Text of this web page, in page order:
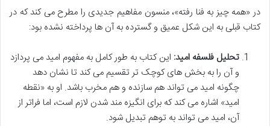
در «همه چیز به فنا رفته»، منسون مفاهیم جدیدی را مطرح می کند که در
کتاب قبلی به این شکل عمیق و گسترده به آن ها پرداخته نشده بود:
تحلیل فلسفه امید: این کتاب به طور کامل به مفهوم امید می پردازد
و آن را به بخش های کوچک تر تقسیم می کند تا نشان دهد
چگونه امید می تواند هم سازنده و هم مخرب باشد. او به «نقطه
امید» اشاره می کند که برای انگیزه مند شدن لازم است، اما فراتر از
آن، امید می تواند به توهم تبدیل شود.